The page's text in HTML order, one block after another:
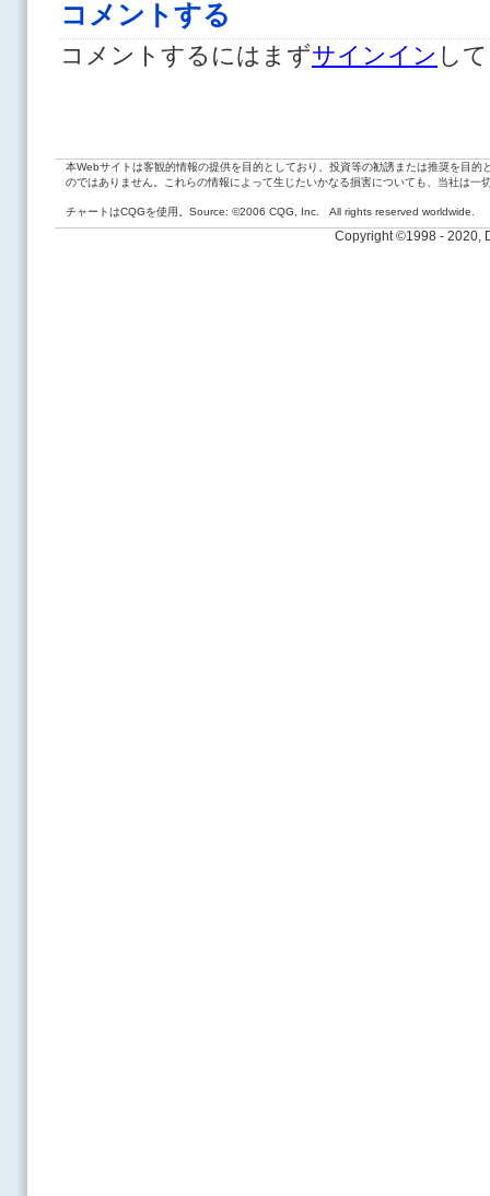
コメントする
コメントするにはまずサインイン し
本Webサイトは客観的情報の提供を目的としており、投資等の勧誘または推奨を目
のではありません。これらの情報によって生じたいかなる損害についても、当社は一
チャートはCQGを使用。Source: ©2006 CQG, Inc. All rights reserved worldwide.
Copyright ©1998 - 2020,